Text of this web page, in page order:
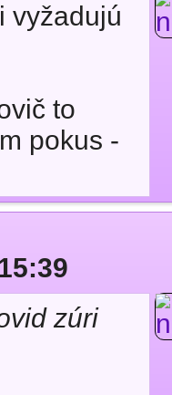
vyžadujú
to
pokus -
zúri